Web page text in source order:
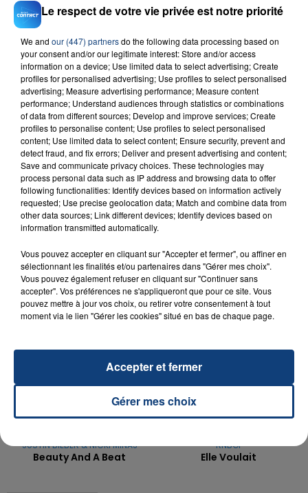
INCENDIE MORTEL À LENS : UNE FEMME ET
SON BÉBÉ ENTRE LA VIE ET LA...
Un homme s'est immolé par le feu après avoir
aspergé sa compagne et leur bébé de trois mois
d'un liquide inflammable.
20 juillet 2026
UNE ADOLESCENTE DEVANT SE FAIRE
OPÉRER DE LA CHEVILLE RESSORT DE LA...
La famille a porté plainte contre la clinique qui a
reconnu sa responsabilité et présenté ses
excuses.
TITRES DIFFUSÉS
22h55
22h55
JUSTIN BIEBER & NICKI MINAJ
Beauty And A Beat
22h53
22h53
RNBOI
Elle Voulait
Le respect de votre vie privée est notre priorité
We and our (447) partnersdo the following data processing based on
your consent and/or our legitimate interest: Store and/or access
information on a device; Use limited data to select advertising; Create
profiles for personalised advertising; Use profiles to select personalised
advertising; Measure advertising performance; Measure content
performance; Understand audiences through statistics or combinations
of data from different sources; Develop and improve services; Create
profiles to personalise content; Use profiles to select personalised
content; Use limited data to select content; Ensure security, prevent and
detect fraud, and fix errors; Deliver and present advertising and content;
Save and communicate privacy choices. These technologies may
process personal data such as IP address and browsing data to offer
following functionalities: Identify devices based on information actively
requested; Use precise geolocation data; Match and combine data from
other data sources; Link different devices; Identify devices based on
information transmitted automatically.
Vous pouvez accepter en cliquant sur "Accepter et fermer", ou affiner en
sélectionnant les finalités et/ou partenaires dans "Gérer mes choix".
Vous pouvez également refuser en cliquant sur "Continuer sans
accepter". Vos préférences ne s'appliqueront que pour ce site. Vous
pouvez mettre à jour vos choix, ou retirer votre consentement à tout
moment via le lien "Gérer les cookies" situé en bas de chaque page.
Gérer mes choix
Accepter et fermer